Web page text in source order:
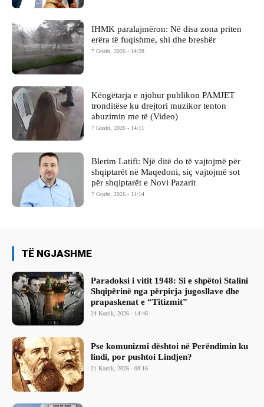
IHMK paralajmëron: Në disa zona priten
erëra të fuqishme, shi dhe breshër
7 Gusht, 2026 - 14:28
Këngëtarja e njohur publikon PAMJET
tronditëse ku drejtori muzikor tenton
abuzimin me të (Video)
7 Gusht, 2026 - 14:11
Blerim Latifi: Një ditë do të vajtojmë për
shqiptarët në Maqedoni, siç vajtojmë sot
për shqiptarët e Novi Pazarit
7 Gusht, 2026 - 11:14
TË NGJASHME
Paradoksi i vitit 1948: Si e shpëtoi Stalini
Shqipërinë nga përpirja jugosllave dhe
prapaskenat e “Titizmit”
24 Korrik, 2026 - 14:46
Pse komunizmi dështoi në Perëndimin ku
lindi, por pushtoi Lindjen?
21 Korrik, 2026 - 08:16